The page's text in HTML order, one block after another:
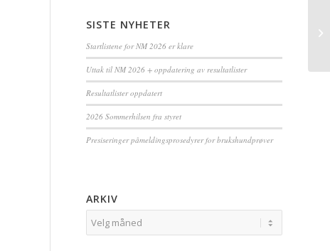
SISTE NYHETER
Startlistene for NM 2026 er klare
Uttak til NM 2026 + oppdatering av resultatlister
Resultatlister oppdatert
2026 Sommerhilsen fra styret
Presiseringer påmeldingsprosedyrer for brukshundprøver
ARKIV